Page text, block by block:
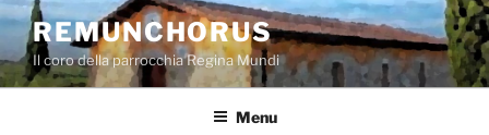
Salta
contenuto
REMUNCHORUS
Il coro della parrocchia Regina Mundi
Menu